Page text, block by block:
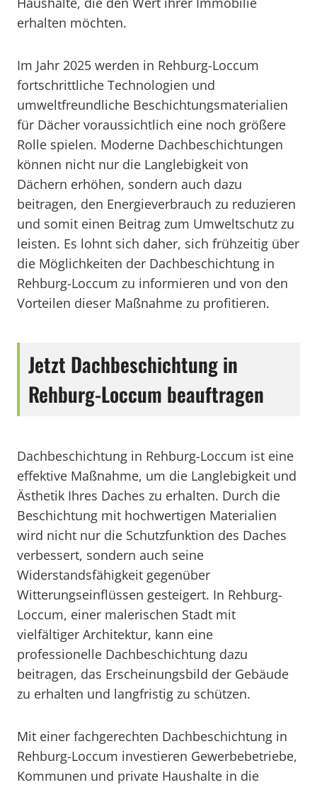
erhalten möchten.
Im Jahr 2025 werden in Rehburg-Loccum
fortschrittliche Technologien und
umweltfreundliche Beschichtungsmaterialien
für Dächer voraussichtlich eine noch größere
Rolle spielen. Moderne Dachbeschichtungen
können nicht nur die Langlebigkeit von
Dächern erhöhen, sondern auch dazu
beitragen, den Energieverbrauch zu reduzieren
und somit einen Beitrag zum Umweltschutz zu
leisten. Es lohnt sich daher, sich frühzeitig über
die Möglichkeiten der Dachbeschichtung in
Rehburg-Loccum zu informieren und von den
Vorteilen dieser Maßnahme zu profitieren.
Jetzt Dachbeschichtung in
Rehburg-Loccum beauftragen
Dachbeschichtung in Rehburg-Loccum ist eine
effektive Maßnahme, um die Langlebigkeit und
Ästhetik Ihres Daches zu erhalten. Durch die
Beschichtung mit hochwertigen Materialien
wird nicht nur die Schutzfunktion des Daches
verbessert, sondern auch seine
Widerstandsfähigkeit gegenüber
Witterungseinflüssen gesteigert. In Rehburg-
Loccum, einer malerischen Stadt mit
vielfältiger Architektur, kann eine
professionelle Dachbeschichtung dazu
beitragen, das Erscheinungsbild der Gebäude
zu erhalten und langfristig zu schützen.
Mit einer fachgerechten Dachbeschichtung in
Rehburg-Loccum investieren Gewerbebetriebe,
Kommunen und private Haushalte in die